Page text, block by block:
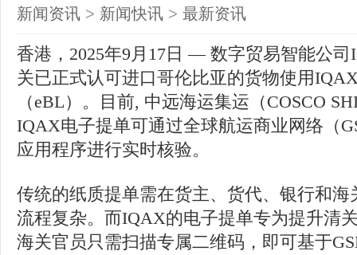
新闻资讯 > 新闻快讯 > 最新资讯
香港，2025年9月17日 — 数字贸易智能公
关已正式认可进口哥伦比亚的货物使用
（eBL）。目前, 中远海运集运（COSCO
IQAX电子提单可通过全球航运商业网络（
应用程序进行实时核验。
传统的纸质提单需在货主、货代、银行和
流程复杂。而IQAX的电子提单专为提升
海关官员只需扫描专属二维码，即可基于